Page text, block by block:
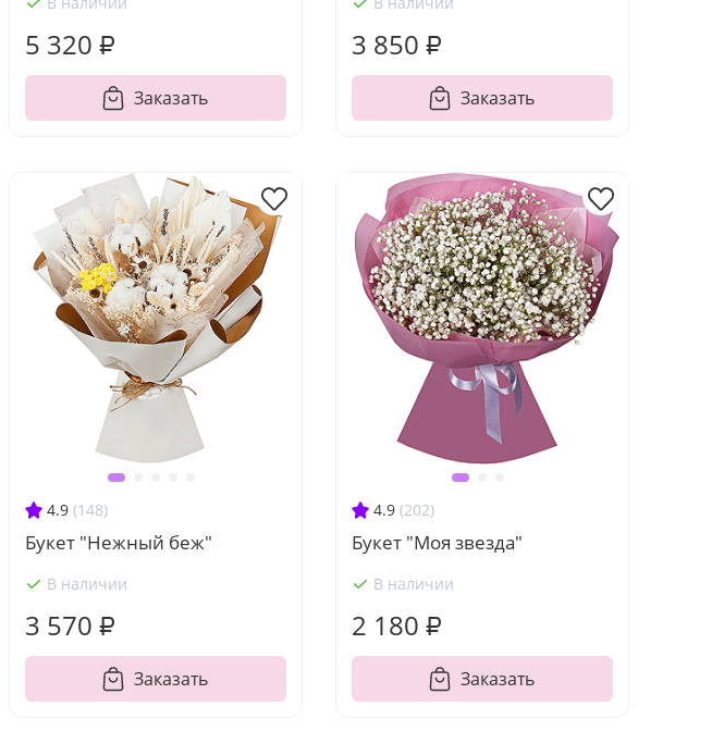
5 320 ₽
Заказать
3 850 ₽
Заказать
4.9 (148)
Букет "Нежный беж"
В наличии
3 570 ₽
Заказать
4.9 (202)
Букет "Моя звезда"
В наличии
2 180 ₽
Заказать